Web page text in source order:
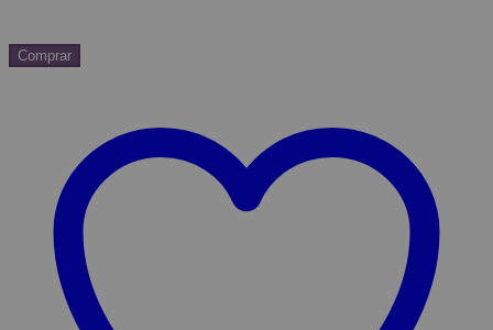
Comprar